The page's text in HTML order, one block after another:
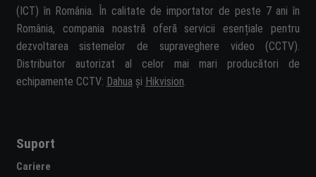
(ICT) în România. În calitate de importator de peste 7 ani în
România, compania noastră oferă servicii esențiale pentru
dezvoltarea sistemelor de supraveghere video (CCTV).
Distribuitor autorizat al celor mai mari producători de
echipamente CCTV: Dahua și Hikvision.
Suport
Cariere